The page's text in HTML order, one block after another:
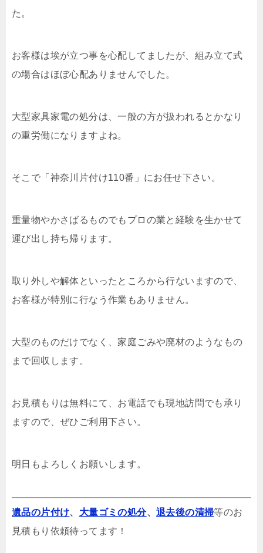
た。
お客様は埃が立つ事を心配してましたが、組み立て式
の場合はほぼ心配ありませんでした。
大型家具家電の処分は、一般の方が扱われるとかなり
の重労働になりますよね。
そこで「神奈川片付け110番」にお任せ下さい。
重量物やかさばるものでもプロの業と経験を生かせて
運び出し持ち帰ります。
取り外しや解体といったところから行ないますので、
お客様が特別に行なう作業もありません。
大型のものだけでなく、家庭ごみや廃材のようなもの
まで回収します。
お見積もりは無料にて、お電話でも現地訪問でも承り
ますので、ぜひご利用下さい。
明日もよろしくお願いします。
遺品の片付け、 大量ゴミの処分、退去後の清掃等のお
見積もり依頼待ってます！